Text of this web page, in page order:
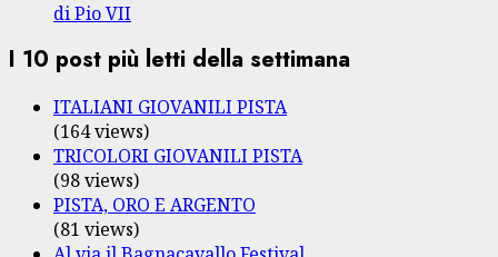
di Pio VII
I 10 post più letti della settimana
ITALIANI GIOVANILI PISTA
(164 views)
TRICOLORI GIOVANILI PISTA
(98 views)
PISTA, ORO E ARGENTO
(81 views)